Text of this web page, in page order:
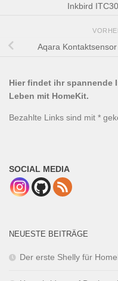
Inkbird
Aqara
Hier findet ihr spannende
Leben mit HomeKit.
Bezahlte Links sind mit *
SOCIAL MEDIA
NEUESTE BEITRÄGE
Der erste Shelly für